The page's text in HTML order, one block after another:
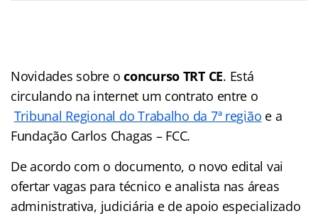
Novidades sobre oconcurso TRT CE. Está
circulando na internet um contrato entre o
Tribunal Regional do Trabalho da 7ª região e a
Fundação Carlos Chagas – FCC.
De acordo com o documento, o novo edital vai
ofertar vagas para técnico e analista nas áreas
administrativa, judiciária e de apoio especializado